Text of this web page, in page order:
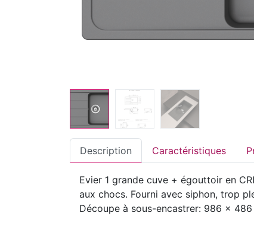
Description Caractéristiques
Evier 1 grande cuve + égouttoir en
aux chocs. Fourni avec siphon, trop
Découpe à sous-encastrer: 986 x 486